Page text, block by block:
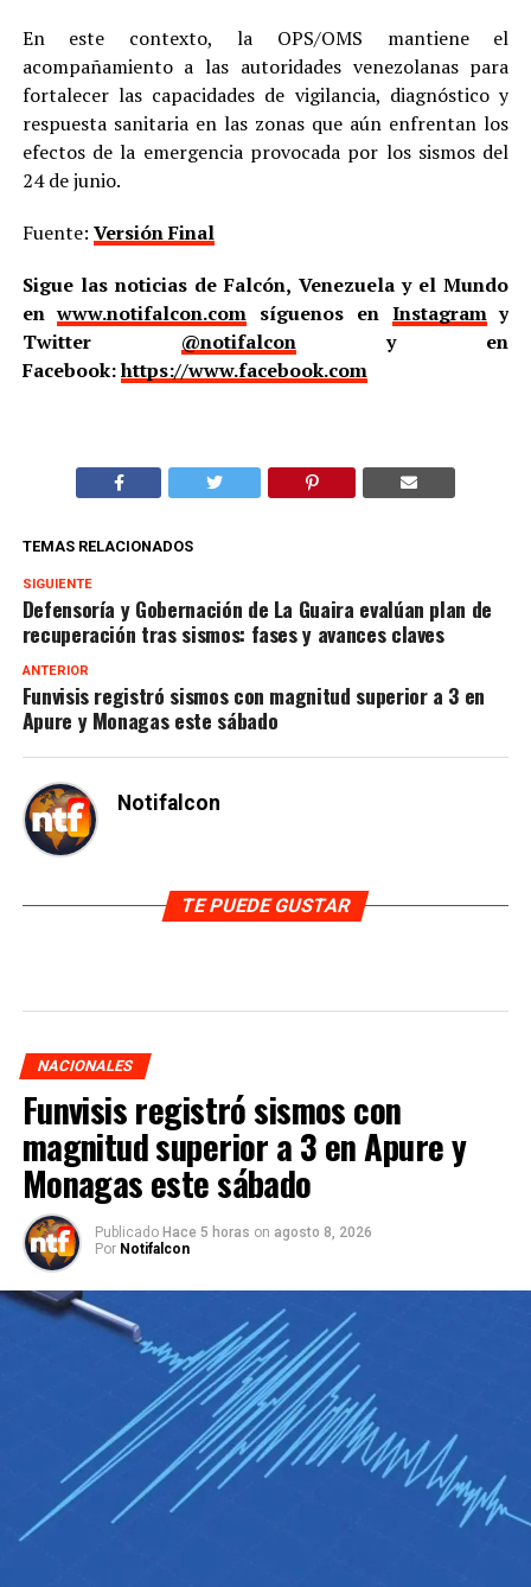
En este contexto, la OPS/OMS mantiene el
acompañamiento a las autoridades venezolanas para
fortalecer las capacidades de vigilancia, diagnóstico y
respuesta sanitaria en las zonas que aún enfrentan los
efectos de la emergencia provocada por los sismos del
24 de junio.
Fuente: Versión Final
Sigue las noticias de Falcón, Venezuela y el Mundo
enwww.notifalcon.com síguenos en Instagramy
Twitter @notifalcony en
Facebook:https://www.facebook.com
TEMAS RELACIONADOS
SIGUIENTE
Defensoría y Gobernación de La Guaira evalúan plan de
recuperación tras sismos: fases y avances claves
ANTERIOR
Funvisis registró sismos con magnitud superior a 3 en
Apure y Monagas este sábado
Notifalcon
TE PUEDE GUSTAR
NACIONALES
Funvisis registró sismos con
magnitud superior a 3 en Apure y
Monagas este sábado
Publicado Hace 5 horas on agosto 8, 2026
Por Notifalcon